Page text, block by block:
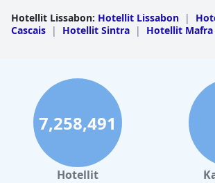
Hotellit Lissabon: Hotellit Lissabon |
Cascais | Hotellit Sintra | Hotellit Mafra
| Hotellit Cadaval
Azambuja
Hotellit Sobral de Monte
Arruda dos Vinhos
7,258,491
Hotellit